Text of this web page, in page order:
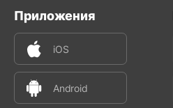
Приложения
iOS
Android